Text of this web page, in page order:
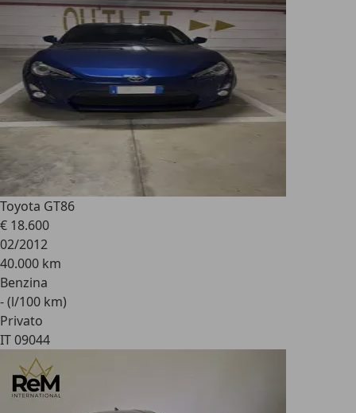
Toyota GT86
€ 18.600
02/2012
40.000 km
Benzina
- (l/100 km)
Privato
IT 09044